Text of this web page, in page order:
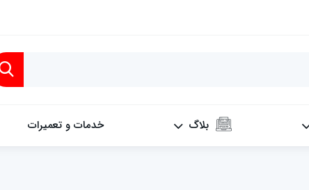
بلاگ خدمات و تعمیرات